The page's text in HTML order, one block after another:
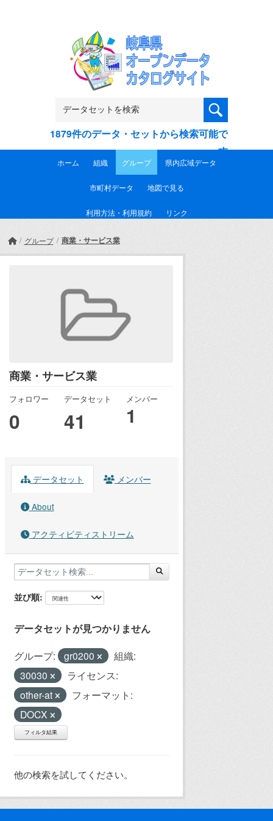
1879件のデータ・セットから検索可能で
す
ホーム 組織 グループ 県内広域データ
市町村データ 地図で見る
利用方法・利用規約 リンク
グループ 商業・サービス業
商業・サービス業
フォロワー
0
データセット
41
メンバー
1
データセット メンバー
About
アクティビティストリーム
並び順
データセットが見つかりません
グループ: gr0200
組織:
30030
ライセンス:
other-at
フォーマット:
DOCX
フィルタ結果
他の検索を試してください。